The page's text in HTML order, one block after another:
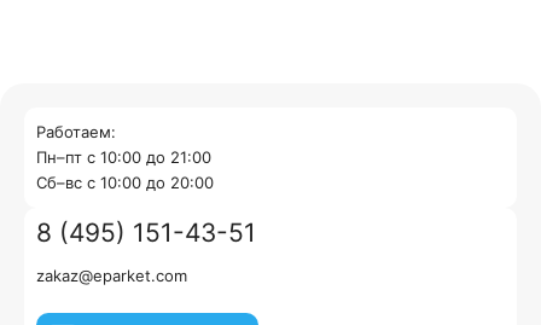
Работаем:
Пн–пт с 10:00 до 21:00
Cб–вс с 10:00 до 20:00
8 (495) 151-43-51
zakaz@eparket.com